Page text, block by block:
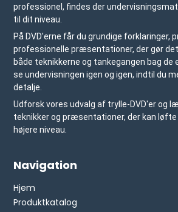
professionel, findes der
til dit niveau.
På DVD'erne får du grundige forklaringer,
professionelle præsentationer, der gør
både teknikkerne og tankegangen bag de
se undervisningen igen og igen, indtil du
detalje.
Udforsk vores udvalg af trylle-DVD'er og
teknikker og præsentationer, der kan
højere niveau.
Navigation
Hjem
Produktkatalog